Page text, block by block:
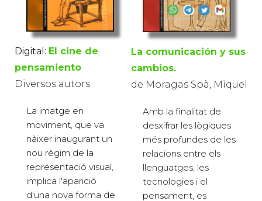
Digital: El cine de
pensamiento
Diversos autors
La imatge en
moviment, que va
nàixer inaugurant un
nou règim de la
representació visual,
implica l'aparició
d'una nova forma de
La comunicación y sus
cambios.
de Moragas Spà, Miquel
Amb la finalitat de
desxifrar les lògiques
més profundes de les
relacions entre els
llenguatges, les
tecnologies i el
pensament, es